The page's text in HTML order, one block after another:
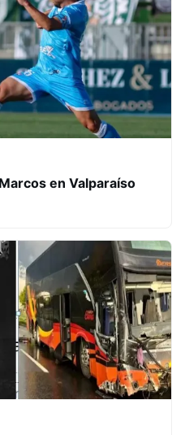
en Valparaíso